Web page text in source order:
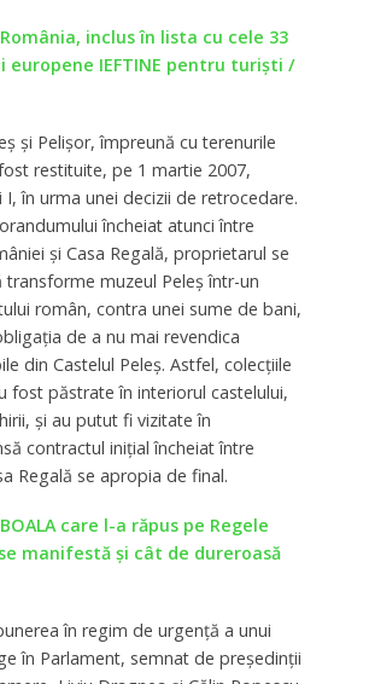
România, inclus în lista cu cele 33
europene IEFTINE pentru turişti /
şi Pelişor, împreună cu terenurile
restituite, pe 1 martie 2007,
I, în urma unei decizii de retrocedare.
încheiat atunci între
şi Casa Regală, proprietarul se
transforme muzeul Peleş într-un
român, contra unei sume de bani,
de a nu mai revendica
din Castelul Peleş. Astfel, colecţiile
fost păstrate în interiorul castelului,
şi au putut fi vizitate în
contractul iniţial încheiat între
Regală se apropia de final.
BOALA care l-a răpus pe Regele
manifestă și cât de dureroasă
în regim de urgență a unui
în Parlament, semnat de președinții